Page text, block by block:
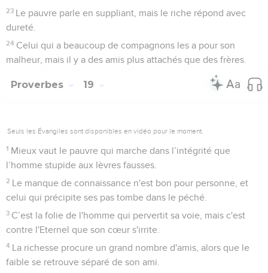
23 Le pauvre parle en suppliant, mais le riche répond avec
dureté.
24 Celui qui a beaucoup de compagnons les a pour son
malheur, mais il y a des amis plus attachés que des frères.
Proverbes 19
Seuls les Évangiles sont disponibles en vidéo pour le moment.
1 Mieux vaut le pauvre qui marche dans l’intégrité que
l’homme stupide aux lèvres fausses.
2 Le manque de connaissance n'est bon pour personne, et
celui qui précipite ses pas tombe dans le péché.
3 C’est la folie de l'homme qui pervertit sa voie, mais c'est
contre l'Eternel que son cœur s'irrite.
4 La richesse procure un grand nombre d'amis, alors que le
faible se retrouve séparé de son ami.